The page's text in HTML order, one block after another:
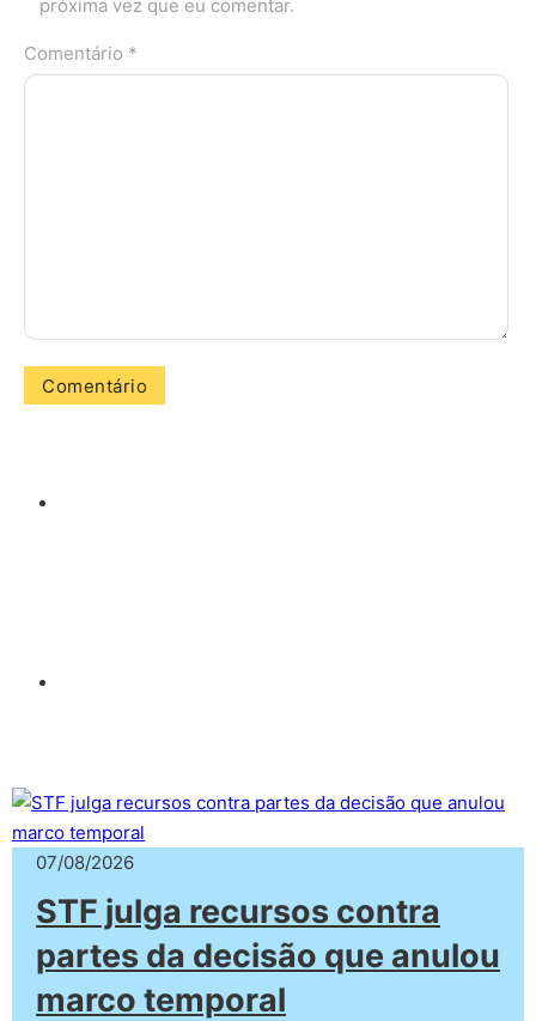
próxima vez que eu comentar.
Comentário *
07/08/2026
STF julga recursos contra
partes da decisão que anulou
marco temporal